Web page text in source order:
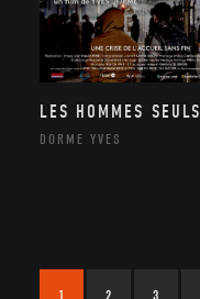
LES HOMMES SEULS
DORME YVES
1 2 3